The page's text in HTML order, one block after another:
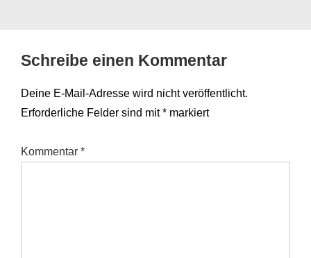
Schreibe einen Kommentar
Deine E-Mail-Adresse wird nicht veröffentlicht.
Erforderliche Felder sind mit* markiert
Kommentar *